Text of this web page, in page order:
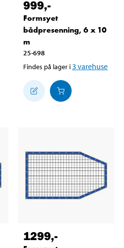
999,-
Formsyet
bådpresenning, 6 x 10
m
25-698
Findes på lager i3 varehuse
1299,-